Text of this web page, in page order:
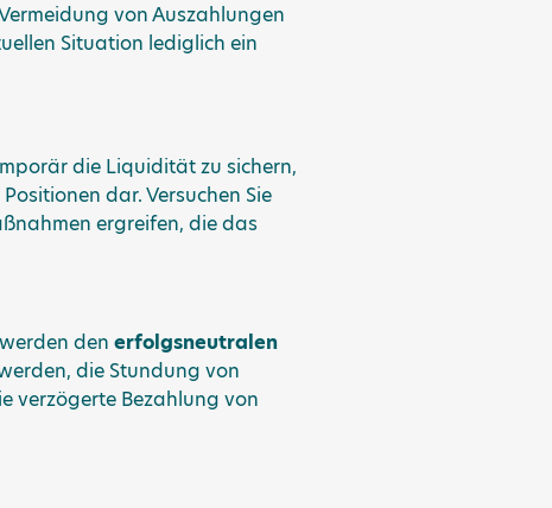
von Auszahlungen
Situation lediglich ein
die Liquidität zu sichern,
dar. Versuchen Sie
ergreifen, die das
den erfolgsneutralen
die Stundung von
verzögerte Bezahlung von